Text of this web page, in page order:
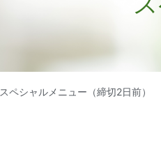
スペシャルメニュー（締切2日前）